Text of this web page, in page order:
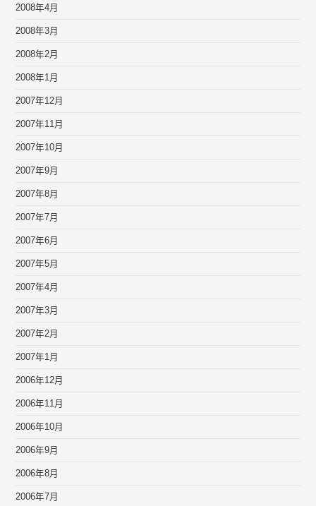
2008年4月
2008年3月
2008年2月
2008年1月
2007年12月
2007年11月
2007年10月
2007年9月
2007年8月
2007年7月
2007年6月
2007年5月
2007年4月
2007年3月
2007年2月
2007年1月
2006年12月
2006年11月
2006年10月
2006年9月
2006年8月
2006年7月